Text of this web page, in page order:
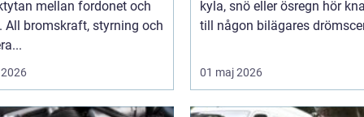
mellan fordonet och
All bromskraft, styrning och
kyla, snö eller ösregn hör
till någon bilägares
01 maj 2026